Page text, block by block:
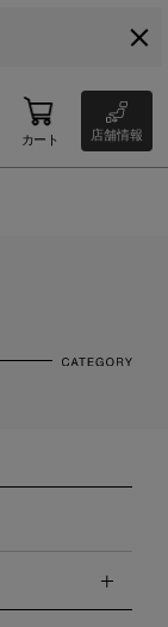
カート 店舗情報